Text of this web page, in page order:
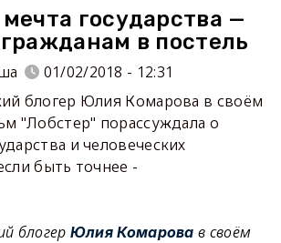
мечта государства —
в постель
01/02/2018 - 12:31
блогер Юлия Комарова в своём
"Лобстер" порассуждала о
и человеческих
быть точнее -
блогер Юлия Комарова в своём